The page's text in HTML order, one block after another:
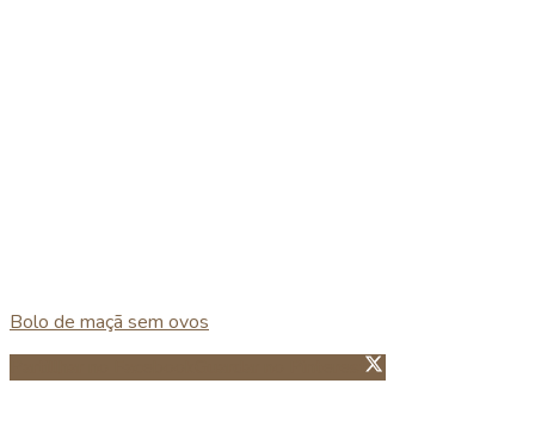
Bolo de maçã sem ovos
Guardar no Pinterest